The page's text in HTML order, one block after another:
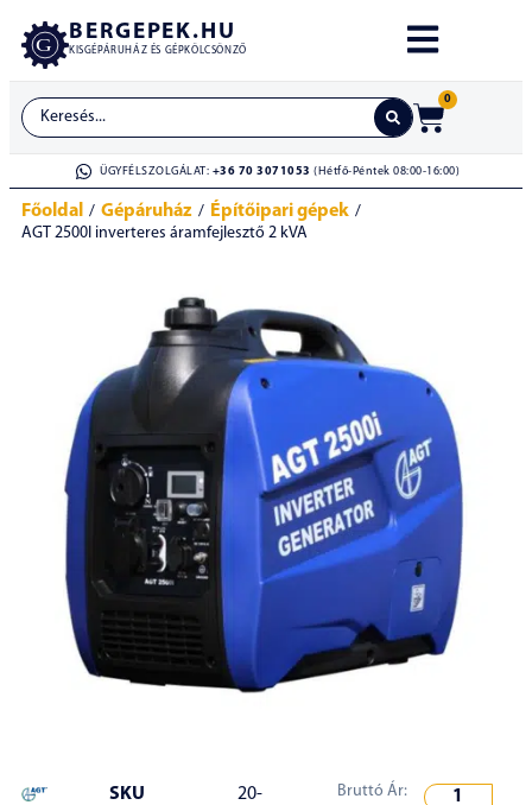
BERGEPEK.HU
KISGÉPÁRUHÁZ ÉS GÉPKÖLCSÖNZŐ
0
ÜGYFÉLSZOLGÁLAT: +36 70 3071053 (Hétfő-Péntek 08:00-16:00)
Főoldal / Gépáruház / Építőipari gépek /
AGT 2500I inverteres áramfejlesztő 2 kVA
SKU
20-
Bruttó Ár: